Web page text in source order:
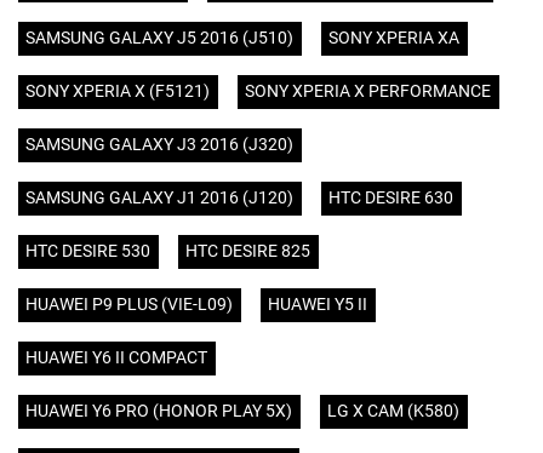
SAMSUNG GALAXY J5 2016 (J510) SONY XPERIA XA
SONY XPERIA X (F5121) SONY XPERIA X PERFORMANCE
SAMSUNG GALAXY J3 2016 (J320)
SAMSUNG GALAXY J1 2016 (J120) HTC DESIRE 630
HTC DESIRE 530 HTC DESIRE 825
HUAWEI P9 PLUS (VIE-L09) HUAWEI Y5 II
HUAWEI Y6 II COMPACT
HUAWEI Y6 PRO (HONOR PLAY 5X) LG X CAM (K580)